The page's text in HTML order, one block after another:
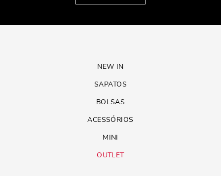
NEW IN
SAPATOS
BOLSAS
ACESSÓRIOS
MINI
OUTLET